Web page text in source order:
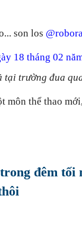
son los
18 tháng 02
tại trường đua
môn thể thao
đêm